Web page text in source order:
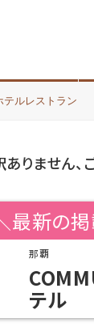
テルレストラン
りません、
最新の掲
那覇
テル